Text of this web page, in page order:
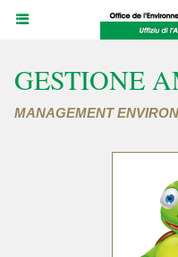
GESTIONE
MANAGEMENT